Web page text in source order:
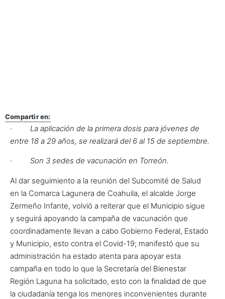
Compartir en:
· La aplicación de la primera dosis para jóvenes de
entre 18 a 29 años, se realizará del 6 al 15 de septiembre.
· Son 3 sedes de vacunación en Torreón.
Al dar seguimiento a la reunión del Subcomité de Salud
en la Comarca Lagunera de Coahuila, el alcalde Jorge
Zermeño Infante, volvió a reiterar que el Municipio sigue
y seguirá apoyando la campaña de vacunación que
coordinadamente llevan a cabo Gobierno Federal, Estado
y Municipio, esto contra el Covid-19; manifestó que su
administración ha estado atenta para apoyar esta
campaña en todo lo que la Secretaría del Bienestar
Región Laguna ha solicitado, esto con la finalidad de que
la ciudadanía tenga los menores inconvenientes durante